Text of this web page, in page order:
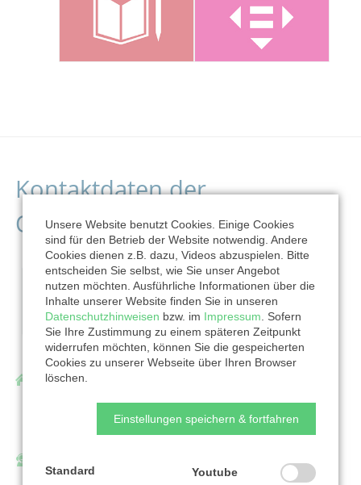
Kontaktdaten der
Organisation
Evangelische Stiftung Monschauer Land
Offermannstr. 20
52159 Roetgen
Unsere Website benutzt Cookies. Einige Cookies
sind für den Betrieb der Website notwendig. Andere
Cookies dienen z.B. dazu, Videos abzuspielen. Bitte
entscheiden Sie selbst, wie Sie unser Angebot
nutzen möchten. Ausführliche Informationen über die
Inhalte unserer Website finden Sie in unseren
Datenschutzhinweisen bzw. im Impressum . Sofern
Sie Ihre Zustimmung zu einem späteren Zeitpunkt
widerrufen möchten, können Sie die gespeicherten
Cookies zu unserer Webseite über Ihren Browser
löschen.
Einstellungen speichern & fortfahren
Standard Youtube